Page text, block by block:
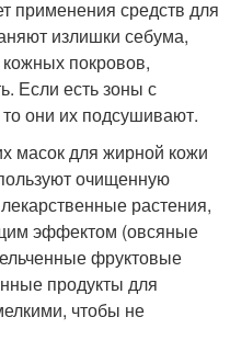
применения средств для
излишки себума,
покровов,
Если есть зоны с
они их подсушивают.
масок для жирной кожи
очищенную
растения,
эффектом (овсяные
фруктовые
продукты для
чтобы не